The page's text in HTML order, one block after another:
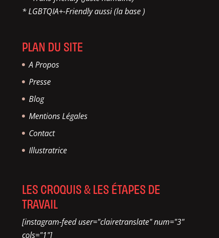
* LGBTQIA+-Friendly aussi (la base )
PLAN DU SITE
A Propos
Presse
Blog
Mentions Légales
Contact
Illustratrice
LES CROQUIS & LES ÉTAPES DE
TRAVAIL
[instagram-feed user="clairetranslate" num="3"
cols="1"]